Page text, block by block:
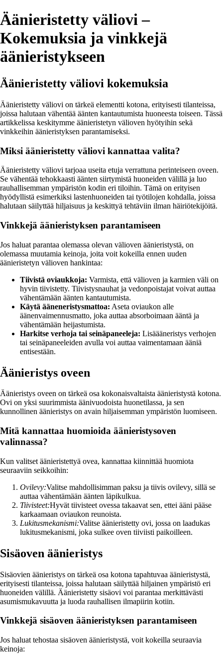
Äänieristetty väliovi –
Kokemuksia ja vinkkejä
äänieristykseen
Äänieristetty väliovi kokemuksia
Äänieristetty väliovi on tärkeä elementti kotona, erityisesti tilanteissa,
joissa halutaan vähentää äänten kantautumista huoneesta toiseen. Tässä
artikkelissa keskitymme äänieristetyn välioven hyötyihin sekä
vinkkeihin äänieristyksen parantamiseksi.
Miksi äänieristetty väliovi kannattaa valita?
Äänieristetty väliovi tarjoaa useita etuja verrattuna perinteiseen oveen.
Se vähentää tehokkaasti äänten siirtymistä huoneiden välillä ja luo
rauhallisemman ympäristön kodin eri tiloihin. Tämä on erityisen
hyödyllistä esimerkiksi lastenhuoneiden tai työtilojen kohdalla, joissa
halutaan säilyttää hiljaisuus ja keskittyä tehtäviin ilman häiriötekijöitä.
Vinkkejä äänieristyksen parantamiseen
Jos haluat parantaa olemassa olevan välioven äänieristystä, on
olemassa muutamia keinoja, joita voit kokeilla ennen uuden
äänieristetyn välioven hankintaa:
Tiivistä oviaukkoja: Varmista, että välioven ja karmien väli on
hyvin tiivistetty. Tiivistysnauhat ja vedonpoistajat voivat auttaa
vähentämään äänten kantautumista.
Käytä ääneneristysmattoa: Aseta oviaukon alle
äänenvaimennusmatto, joka auttaa absorboimaan ääntä ja
vähentämään heijastumista.
Harkitse verhoja tai seinäpaneeleja: Lisäääneristys verhojen
tai seinäpaneeleiden avulla voi auttaa vaimentamaan ääniä
entisestään.
Äänieristys oveen
Äänieristys oveen on tärkeä osa kokonaisvaltaista äänieristystä kotona.
Ovi on yksi suurimmista äänivuodoista huonetilassa, ja sen
kunnollinen äänieristys on avain hiljaisemman ympäristön luomiseen.
Mitä kannattaa huomioida äänieristysoven
valinnassa?
Kun valitset äänieristettyä ovea, kannattaa kiinnittää huomiota
seuraaviin seikkoihin:
Ovilevy:Valitse mahdollisimman paksu ja tiivis ovilevy, sillä se
auttaa vähentämään äänten läpikulkua.
Tiivisteet:Hyvät tiivisteet ovessa takaavat sen, ettei ääni pääse
karkaamaan oviaukon reunoista.
Lukitusmekanismi:Valitse äänieristetty ovi, jossa on laadukas
lukitusmekanismi, joka sulkee oven tiiviisti paikoilleen.
Sisäoven äänieristys
Sisäovien äänieristys on tärkeä osa kotona tapahtuvaa äänieristystä,
erityisesti tilanteissa, joissa halutaan säilyttää hiljainen ympäristö eri
huoneiden välillä. Äänieristetty sisäovi voi parantaa merkittävästi
asumismukavuutta ja luoda rauhallisen ilmapiirin kotiin.
Vinkkejä sisäoven äänieristyksen parantamiseen
Jos haluat tehostaa sisäoven äänieristystä, voit kokeilla seuraavia
keinoja: